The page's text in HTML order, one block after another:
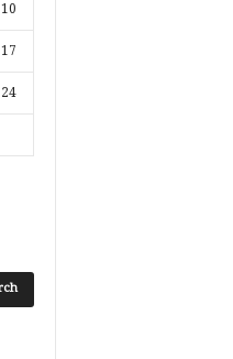
10
17
24